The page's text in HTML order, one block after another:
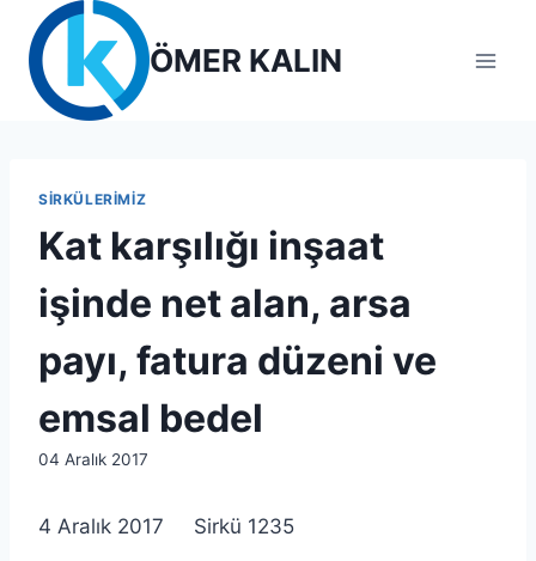
content
ÖMER KALIN
SIRKÜLERIMIZ
Kat karşılığı inşaat
işinde net alan, arsa
payı, fatura düzeni ve
emsal bedel
By
04 Aralık 2017
4 Aralık 2017 Sirkü 1235